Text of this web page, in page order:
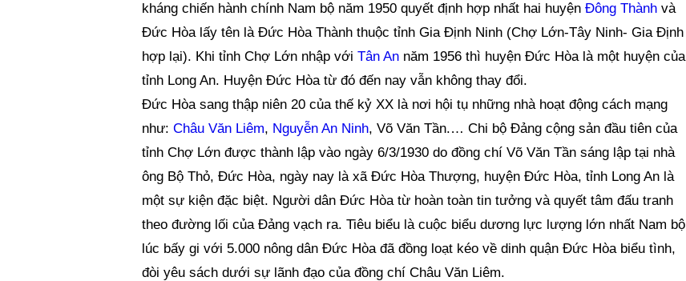
kháng chiến hành chính Nam bộ năm 1950 quyết định hợp nhất hai huyện Đông Thànhvà
Đức Hòa lấy tên là Đức Hòa Thành thuộc tỉnh Gia Định Ninh (Chợ Lớn-Tây Ninh- Gia Định
hợp lại). Khi tỉnh Chợ Lớn nhập với Tân Annăm 1956 thì huyện Đức Hòa là một huyện của
tỉnh Long An. Huyện Đức Hòa từ đó đến nay vẫn không thay đổi.
Đức Hòa sang thập niên 20 của thế kỷ XX là nơi hội tụ những nhà hoạt động cách mạng
như: Châu Văn Liêm, Nguyễn An Ninh, Võ Văn Tần.… Chi bộ Đảng cộng sản đầu tiên của
tỉnh Chợ Lớn được thành lập vào ngày 6/3/1930 do đồng chí Võ Văn Tần sáng lập tại nhà
ông Bộ Thỏ, Đức Hòa, ngày nay là xã Đức Hòa Thượng, huyện Đức Hòa, tỉnh Long An là
một sự kiện đặc biệt. Người dân Đức Hòa từ hoàn toàn tin tưởng và quyết tâm đấu tranh
theo đường lối của Đảng vạch ra. Tiêu biểu là cuộc biểu dương lực lượng lớn nhất Nam bộ
lúc bấy gi với 5.000 nông dân Đức Hòa đã đồng loạt kéo về dinh quận Đức Hòa biểu tình,
đòi yêu sách dưới sự lãnh đạo của đồng chí Châu Văn Liêm.